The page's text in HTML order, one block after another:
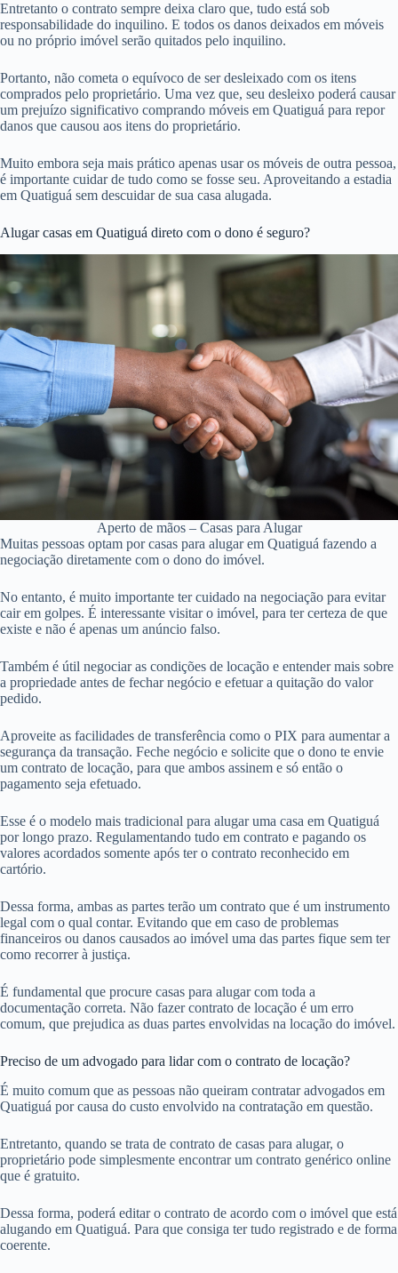
Entretanto o contrato sempre deixa claro que, tudo está sob
responsabilidade do inquilino. E todos os danos deixados em móveis
ou no próprio imóvel serão quitados pelo inquilino.
Portanto, não cometa o equívoco de ser desleixado com os itens
comprados pelo proprietário. Uma vez que, seu desleixo poderá causar
um prejuízo significativo comprando móveis em Quatiguá para repor
danos que causou aos itens do proprietário.
Muito embora seja mais prático apenas usar os móveis de outra pessoa,
é importante cuidar de tudo como se fosse seu. Aproveitando a estadia
em Quatiguá sem descuidar de sua casa alugada.
Alugar casas em Quatiguá direto com o dono é seguro?
Aperto de mãos – Casas para Alugar
Muitas pessoas optam por casas para alugar em Quatiguá fazendo a
negociação diretamente com o dono do imóvel.
No entanto, é muito importante ter cuidado na negociação para evitar
cair em golpes. É interessante visitar o imóvel, para ter certeza de que
existe e não é apenas um anúncio falso.
Também é útil negociar as condições de locação e entender mais sobre
a propriedade antes de fechar negócio e efetuar a quitação do valor
pedido.
Aproveite as facilidades de transferência como o PIX para aumentar a
segurança da transação. Feche negócio e solicite que o dono te envie
um contrato de locação, para que ambos assinem e só então o
pagamento seja efetuado.
Esse é o modelo mais tradicional para alugar uma casa em Quatiguá
por longo prazo. Regulamentando tudo em contrato e pagando os
valores acordados somente após ter o contrato reconhecido em
cartório.
Dessa forma, ambas as partes terão um contrato que é um instrumento
legal com o qual contar. Evitando que em caso de problemas
financeiros ou danos causados ao imóvel uma das partes fique sem ter
como recorrer à justiça.
É fundamental que procure casas para alugar com toda a
documentação correta. Não fazer contrato de locação é um erro
comum, que prejudica as duas partes envolvidas na locação do imóvel.
Preciso de um advogado para lidar com o contrato de locação?
É muito comum que as pessoas não queiram contratar advogados em
Quatiguá por causa do custo envolvido na contratação em questão.
Entretanto, quando se trata de contrato de casas para alugar, o
proprietário pode simplesmente encontrar um contrato genérico online
que é gratuito.
Dessa forma, poderá editar o contrato de acordo com o imóvel que está
alugando em Quatiguá. Para que consiga ter tudo registrado e de forma
coerente.